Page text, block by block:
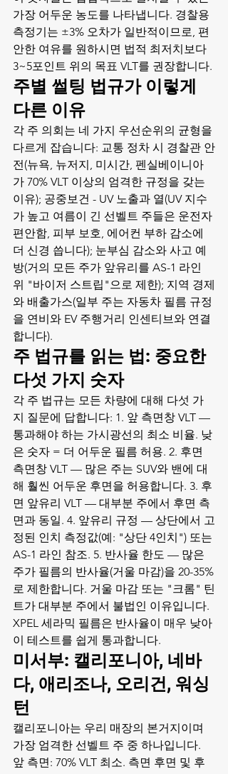
가장 어두운 농도를 나타냅니다. 경찰용
측정기는 ±3% 오차가 일반적이므로, 편
안한 여유를 원하시면 법적 최저치보다
3~5포인트 위의 목표 VLT를 권장합니다.
주별 썰팅 법규가 이렇게
다른 이유
각 주 의회는 네 가지 우선순위의 균형을
다르게 잡습니다: 교통 정차 시 경찰관 안
전(뉴욕, 뉴저지, 미시간, 펜실베이니아
가 70% VLT 이상의 엄격한 규정을 갖는
이유); 공중보건 - UV 노출과 열(UV 지수
가 높고 여름이 긴 선벨트 주들은 운전자
편안함, 피부 보호, 에어컨 부하 감소에
더 신경 씁니다); 눈부심 감소와 사고 예
방(거의 모든 주가 앞유리를 AS-1 라인
위 "바이저 스트립"으로 제한); 지역 경제
와 배출가스(일부 주는 자동차 필름 규정
을 연비와 EV 주행거리 인센티브와 연결
합니다).
주 법규를 읽는 법: 중요한
다섯 가지 숫자
각 주 법규는 모든 차량에 대해 다섯 가
지 질문에 답합니다: 1. 앞 측면창 VLT —
통과해야 하는 가시광선의 최소 비율. 낮
은 숫자 = 더 어두운 필름 허용. 2. 후면
측면창 VLT — 많은 주는 SUV와 밴에 대
해 훨씬 어두운 후면을 허용합니다. 3. 후
면 앞유리 VLT — 대부분 주에서 후면 측
면과 동일. 4. 앞유리 규정 — 상단에서 고
정된 인치 측정값(예: "상단 4인치") 또는
AS-1 라인 참조. 5. 반사율 한도 — 많은
주가 필름의 반사율(거울 마감)을 20-35%
로 제한합니다. 거울 마감 또는 "크롬" 틴
트가 대부분 주에서 불법인 이유입니다.
XPEL 세라믹 필름은 반사율이 매우 낮아
이 테스트를 쉽게 통과합니다.
미서부: 캘리포니아, 네바
다, 애리조나, 오리건, 워싱
턴
캘리포니아는 우리 매장의 본거지이며
가장 엄격한 선벨트 주 중 하나입니다.
앞 측면: 70% VLT 최소. 측면 후면 및 후